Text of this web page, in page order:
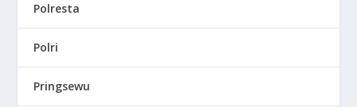
Polresta
Polri
Pringsewu